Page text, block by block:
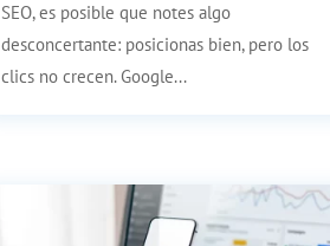
SEO, es posible que notes algo
desconcertante: posicionas bien, pero los
clics no crecen. Google...